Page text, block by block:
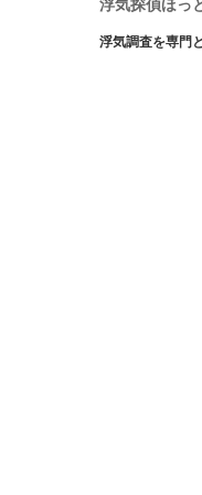
浮気探偵ほっ
浮気調査を専門